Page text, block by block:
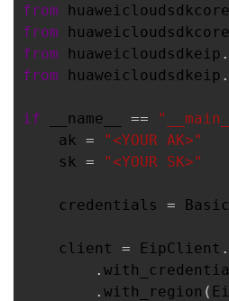
藏
from
huaweicloudsdkcore
from
huaweicloudsdkcore
from
huaweicloudsdkeip .
from
huaweicloudsdkeip .
if __name__ ==
ak =
"<YOUR AK>"
sk = "<YOUR SK>"
credentials =
client = EipClient .
.
. with_region (